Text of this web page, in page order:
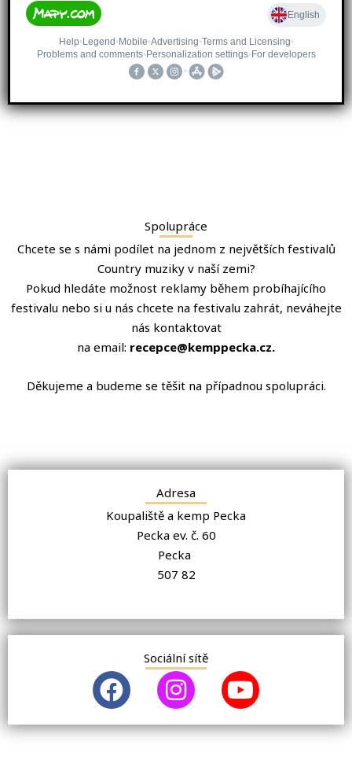
Spolupráce
Chcete se s námi podílet na jednom z největších festivalů
Country muziky v naší zemi?
Pokud hledáte možnost reklamy během probíhajícího
festivalu nebo si u nás chcete na festivalu zahrát, neváhejte
nás kontaktovat
na email: recepce@kemppecka.cz.
Děkujeme a budeme se těšit na případnou spolupráci.
Adresa
Koupaliště a kemp Pecka
Pecka ev. č. 60
Pecka
507 82
Sociální sítě
F
a
c
I
n
s
Y
o
u